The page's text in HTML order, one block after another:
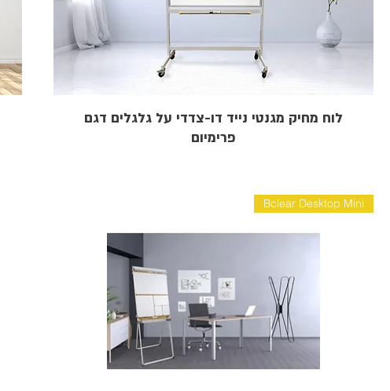
לוח מחיק מגנטי נייד דו-צדדי על גלגלים דגם
פרימיום
Bclear Desktop Mini